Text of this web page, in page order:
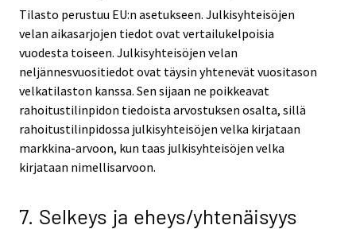
Tilasto perustuu EU:n asetukseen. Julkisyhteisöjen
velan aikasarjojen tiedot ovat vertailukelpoisia
vuodesta toiseen. Julkisyhteisöjen velan
neljännesvuositiedot ovat täysin yhtenevät vuositason
velkatilaston kanssa. Sen sijaan ne poikkeavat
rahoitustilinpidon tiedoista arvostuksen osalta, sillä
rahoitustilinpidossa julkisyhteisöjen velka kirjataan
markkina-arvoon, kun taas julkisyhteisöjen velka
kirjataan nimellisarvoon.
7. Selkeys ja eheys/yhtenäisyys